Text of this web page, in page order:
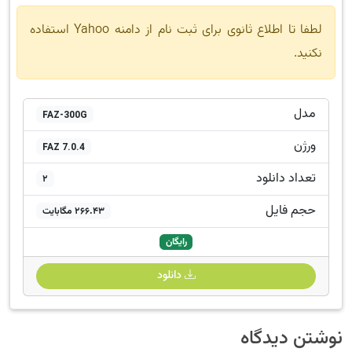
لطفا تا اطلاع ثانوی برای ثبت نام از دامنه Yahoo استفاده
نکنید.
مدل FAZ-300G
ورژن FAZ 7.0.4
تعداد دانلود 2
حجم فایل 266.43 مگابایت
رایگان
دانلود
نوشتن دیدگاه